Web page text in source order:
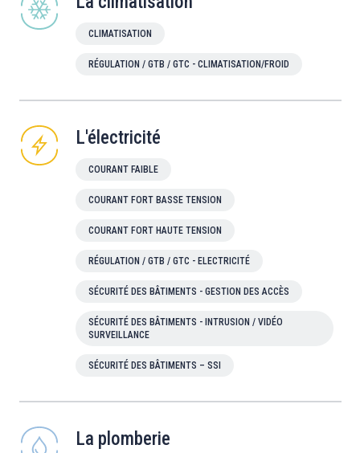
CLIMATISATION
RÉGULATION / GTB / GTC - CLIMATISATION/FROID
L'électricité
COURANT FAIBLE
COURANT FORT BASSE TENSION
COURANT FORT HAUTE TENSION
RÉGULATION / GTB / GTC - ELECTRICITÉ
SÉCURITÉ DES BÂTIMENTS - GESTION DES ACCÈS
SÉCURITÉ DES BÂTIMENTS - INTRUSION / VIDÉO
SURVEILLANCE
SÉCURITÉ DES BÂTIMENTS – SSI
La plomberie